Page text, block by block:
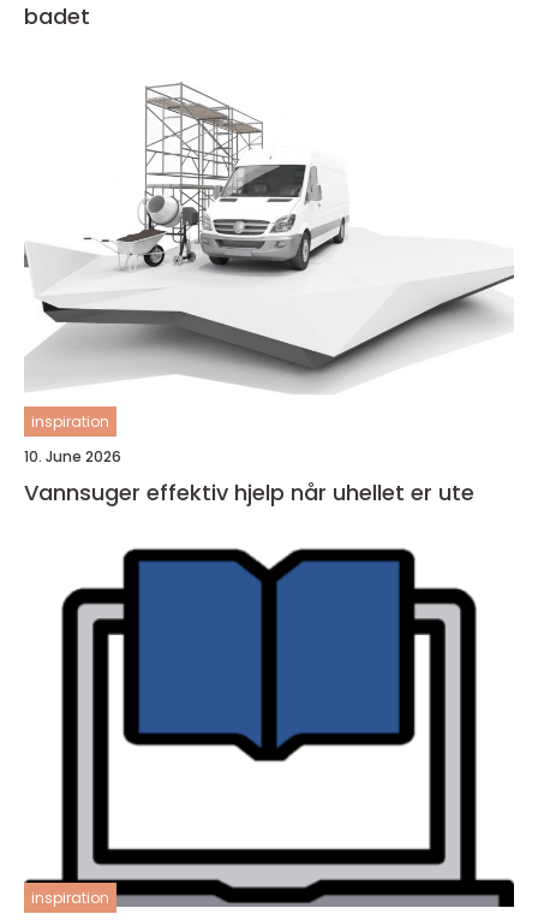
badet
inspiration
10. June 2026
Vannsuger effektiv hjelp når uhellet er ute
inspiration